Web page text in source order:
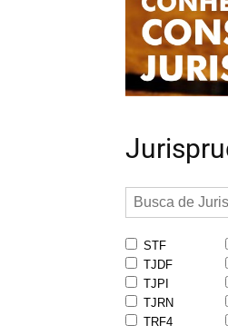
STF
TJDF
TJPI
TJRN
TRF4